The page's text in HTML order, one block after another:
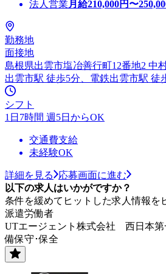
法人営業 月給210,000円〜
勤務地
面接地
島根県出雲市塩冶善行町12番地2 中
出雲市駅 徒歩5分、電鉄出雲市駅 徒
シフト
1日7時間 週5日からOK
交通費支給
未経験OK
詳細を見る
応募画面に進む
以下の求人はいかがですか？
条件を緩めてヒットした求人情報を
派遣労働者
UTエージェント株式会社 西日本第
備保守･保全